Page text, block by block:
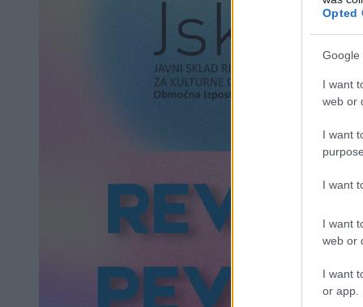
Opted
Google
I want
web or
I want
I want
I want
web or
I want
or app.